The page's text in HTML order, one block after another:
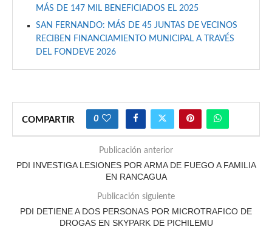
MÁS DE 147 MIL BENEFICIADOS EL 2025
SAN FERNANDO: MÁS DE 45 JUNTAS DE VECINOS
RECIBEN FINANCIAMIENTO MUNICIPAL A TRAVÉS
DEL FONDEVE 2026
COMPARTIR 0
Publicación anterior
PDI INVESTIGA LESIONES POR ARMA DE FUEGO A FAMILIA
EN RANCAGUA
Publicación siguiente
PDI DETIENE A DOS PERSONAS POR MICROTRAFICO DE
DROGAS EN SKYPARK DE PICHILEMU